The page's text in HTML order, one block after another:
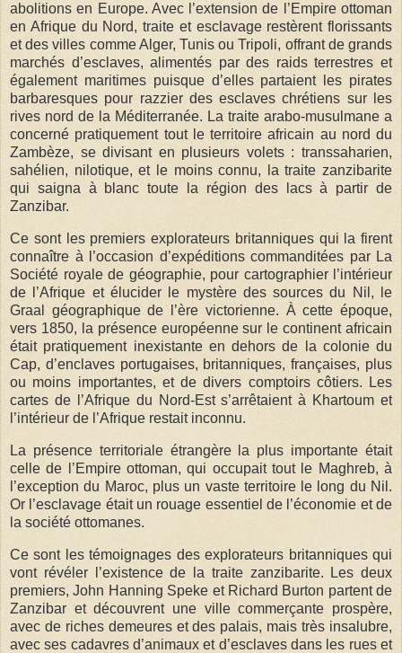
abolitions en Europe. Avec l’extension de l’Empire ottoman
en Afrique du Nord, traite et esclavage restèrent florissants
et des villes comme Alger, Tunis ou Tripoli, offrant de grands
marchés d’esclaves, alimentés par des raids terrestres et
également maritimes puisque d’elles partaient les pirates
barbaresques pour razzier des esclaves chrétiens sur les
rives nord de la Méditerranée. La traite arabo-musulmane a
concerné pratiquement tout le territoire africain au nord du
Zambèze, se divisant en plusieurs volets : transsaharien,
sahélien, nilotique, et le moins connu, la traite zanzibarite
qui saigna à blanc toute la région des lacs à partir de
Zanzibar.
Ce sont les premiers explorateurs britanniques qui la firent
connaître à l’occasion d’expéditions commanditées par La
Société royale de géographie, pour cartographier l’intérieur
de l’Afrique et élucider le mystère des sources du Nil, le
Graal géographique de l’ère victorienne. À cette époque,
vers 1850, la présence européenne sur le continent africain
était pratiquement inexistante en dehors de la colonie du
Cap, d’enclaves portugaises, britanniques, françaises, plus
ou moins importantes, et de divers comptoirs côtiers. Les
cartes de l’Afrique du Nord-Est s’arrêtaient à Khartoum et
l’intérieur de l’Afrique restait inconnu.
La présence territoriale étrangère la plus importante était
celle de l’Empire ottoman, qui occupait tout le Maghreb, à
l’exception du Maroc, plus un vaste territoire le long du Nil.
Or l’esclavage était un rouage essentiel de l’économie et de
la société ottomanes.
Ce sont les témoignages des explorateurs britanniques qui
vont révéler l’existence de la traite zanzibarite. Les deux
premiers, John Hanning Speke et Richard Burton partent de
Zanzibar et découvrent une ville commerçante prospère,
avec de riches demeures et des palais, mais très insalubre,
avec ses cadavres d’animaux et d’esclaves dans les rues et